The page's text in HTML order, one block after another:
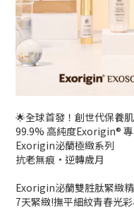
🌟全球首發！創世代保養
99.9% 高純度Exorigin®
Exorigin泌蘭極緻系列
抗老無痕·逆轉歲月
Exorigin泌蘭雙胜肽緊緻
7天緊緻!撫平細紋青春光